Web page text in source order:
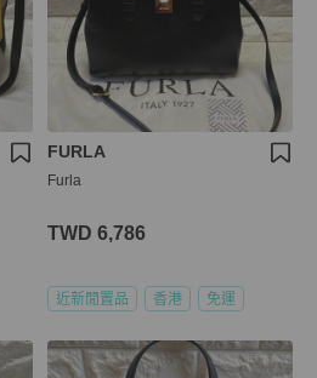
FURLA
Furla
TWD 6,786
近新閒置品 香港 免運